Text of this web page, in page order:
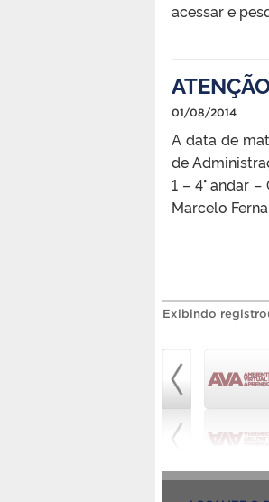
acessar e
01/08/2014
A data de
de
1 – 4°
Marcelo
Exibindo